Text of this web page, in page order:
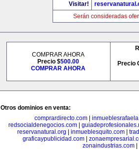
Visitar!
Serán consideradas
COMPRAR AHORA
Precio $500.00
COMPRAR AHORA
Precio
Otros dominios en venta:
comprardirecto.com
redsocialdenegocios.com|
reservanatural.org
inmueblesquito.com
graficaypublicidad.com
zonaindustrias.com